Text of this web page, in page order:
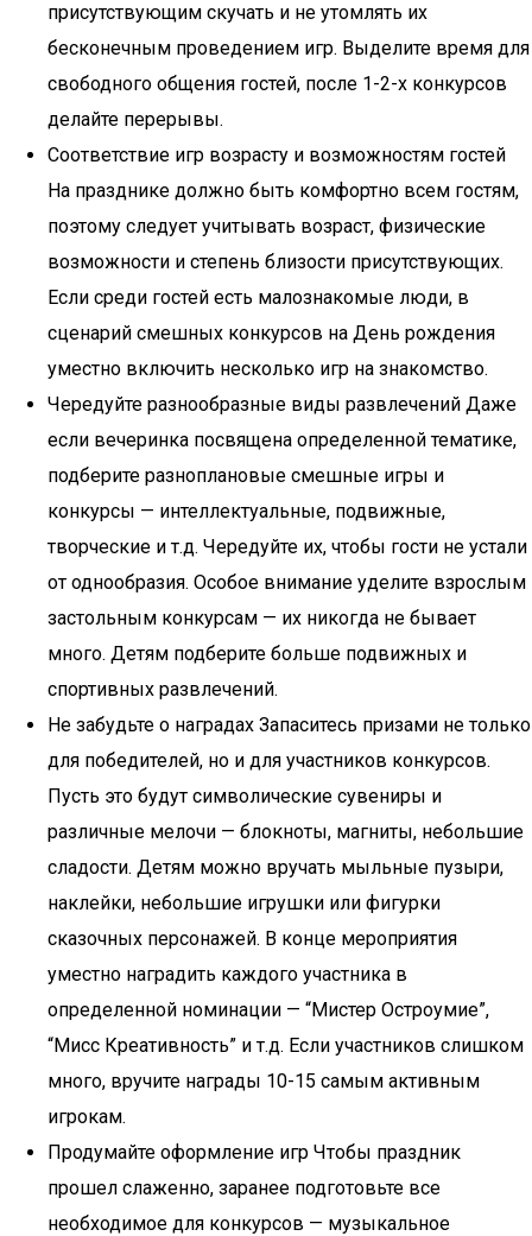
присутствующим скучать и не утомлять их
бесконечным проведением игр. Выделите время для
свободного общения гостей, после 1-2-х конкурсов
делайте перерывы.
Соответствие игр возрасту и возможностям гостей
На празднике должно быть комфортно всем гостям,
поэтому следует учитывать возраст, физические
возможности и степень близости присутствующих.
Если среди гостей есть малознакомые люди, в
сценарий смешных конкурсов на День рождения
уместно включить несколько игр на знакомство.
Чередуйте разнообразные виды развлечений Даже
если вечеринка посвящена определенной тематике,
подберите разноплановые смешные игры и
конкурсы — интеллектуальные, подвижные,
творческие и т.д. Чередуйте их, чтобы гости не устали
от однообразия. Особое внимание уделите взрослым
застольным конкурсам — их никогда не бывает
много. Детям подберите больше подвижных и
спортивных развлечений.
Не забудьте о наградах Запаситесь призами не только
для победителей, но и для участников конкурсов.
Пусть это будут символические сувениры и
различные мелочи — блокноты, магниты, небольшие
сладости. Детям можно вручать мыльные пузыри,
наклейки, небольшие игрушки или фигурки
сказочных персонажей. В конце мероприятия
уместно наградить каждого участника в
определенной номинации — “Мистер Остроумие”,
“Мисс Креативность” и т.д. Если участников слишком
много, вручите награды 10-15 самым активным
игрокам.
Продумайте оформление игр Чтобы праздник
прошел слаженно, заранее подготовьте все
необходимое для конкурсов — музыкальное